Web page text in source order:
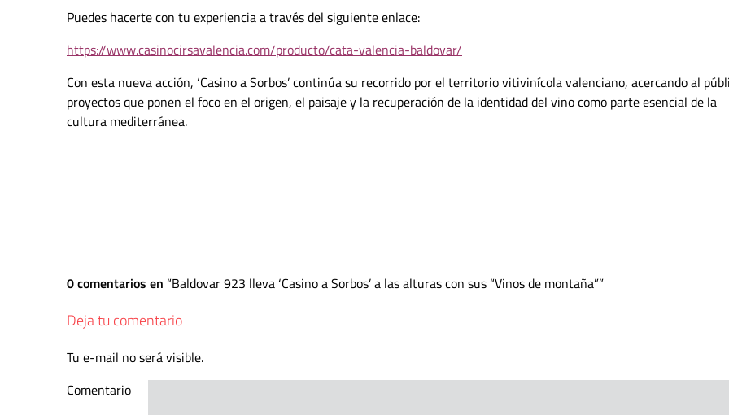
Puedes hacerte con tu experiencia a través del siguiente enlace:
https://www.casinocirsavalencia.com/producto/cata-valencia-baldovar/
Con esta nueva acción, ‘Casino a Sorbos’ continúa su recorrido por el territorio vitivinícola valenciano, acercando al
proyectos que ponen el foco en el origen, el paisaje y la recuperación de la identidad del vino como parte esencial de la
cultura mediterránea.
0 comentarios en Baldovar 923 lleva ‘Casino a Sorbos’ a las alturas con sus “Vinos de montaña”
Deja tu comentario
Tu e-mail no será visible.
Comentario